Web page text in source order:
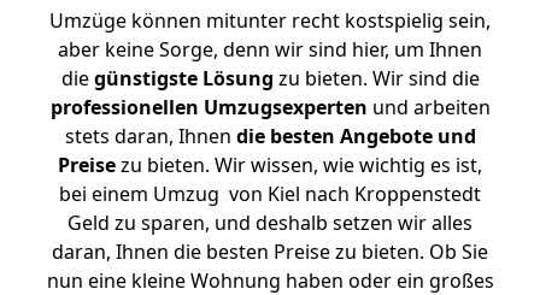
Umzüge können mitunter recht kostspielig sein,
aber keine Sorge, denn wir sind hier, um Ihnen
diegünstigste Lösung zu bieten. Wir sind die
professionellen Umzugsexperten und arbeiten
stets daran, Ihnen die besten Angebote und
Preisezu bieten. Wir wissen, wie wichtig es ist,
bei einem Umzug von Kiel nach Kroppenstedt
Geld zu sparen, und deshalb setzen wir alles
daran, Ihnen die besten Preise zu bieten. Ob Sie
nun eine kleine Wohnung haben oder ein großes